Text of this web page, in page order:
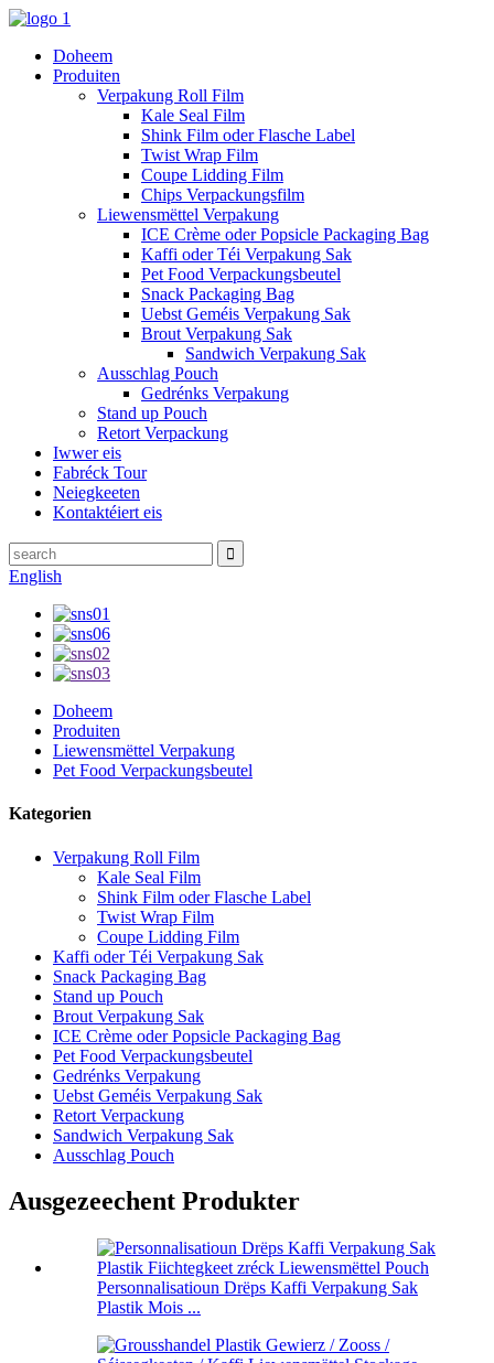
Doheem
Produiten
Verpakung Roll Film
Kale Seal Film
Shink Film oder Flasche Label
Twist Wrap Film
Coupe Lidding Film
Chips Verpackungsfilm
Liewensmëttel Verpakung
ICE Crème oder Popsicle Packaging Bag
Kaffi oder Téi Verpakung Sak
Pet Food Verpackungsbeutel
Snack Packaging Bag
Uebst Geméis Verpakung Sak
Brout Verpakung Sak
Sandwich Verpakung Sak
Ausschlag Pouch
Gedrénks Verpakung
Stand up Pouch
Retort Verpackung
Iwwer eis
Fabréck Tour
Neiegkeeten
Kontaktéiert eis
English
Doheem
Produiten
Liewensmëttel Verpakung
Pet Food Verpackungsbeutel
Kategorien
Verpakung Roll Film
Kale Seal Film
Shink Film oder Flasche Label
Twist Wrap Film
Coupe Lidding Film
Kaffi oder Téi Verpakung Sak
Snack Packaging Bag
Stand up Pouch
Brout Verpakung Sak
ICE Crème oder Popsicle Packaging Bag
Pet Food Verpackungsbeutel
Gedrénks Verpakung
Uebst Geméis Verpakung Sak
Retort Verpackung
Sandwich Verpakung Sak
Ausschlag Pouch
Ausgezeechent Produkter
Personnalisatioun Drëps Kaffi Verpakung Sak
Plastik Mois ...